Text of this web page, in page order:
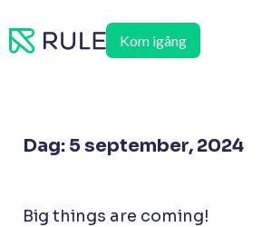
till
Kom igång
Dag: 5 september, 2024
Big things are coming!